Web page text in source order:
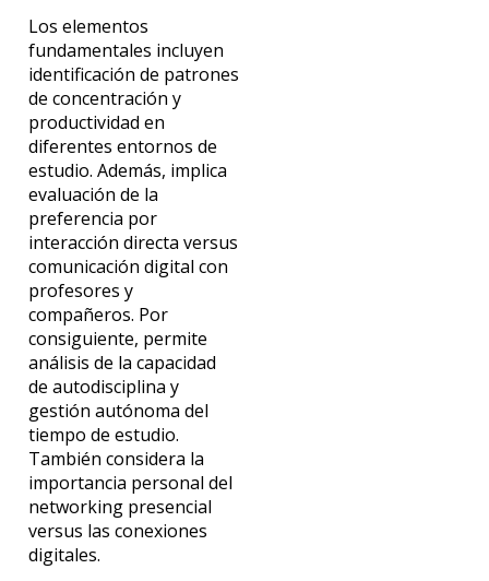
Los elementos
fundamentales incluyen
identificación de patrones
de concentración y
productividad en
diferentes entornos de
estudio. Además, implica
evaluación de la
preferencia por
interacción directa versus
comunicación digital con
profesores y
compañeros. Por
consiguiente, permite
análisis de la capacidad
de autodisciplina y
gestión autónoma del
tiempo de estudio.
También considera la
importancia personal del
networking presencial
versus las conexiones
digitales.